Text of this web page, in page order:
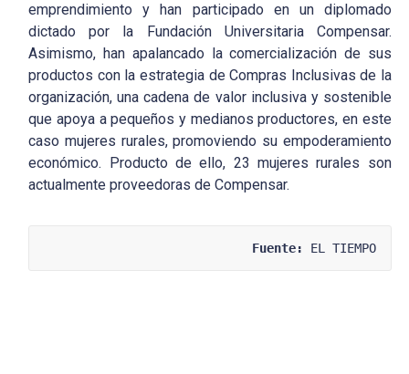
emprendimiento y han participado en un diplomado
dictado por la Fundación Universitaria Compensar.
Asimismo, han apalancado la comercialización de sus
productos con la estrategia de Compras Inclusivas de la
organización, una cadena de valor inclusiva y sostenible
que apoya a pequeños y medianos productores, en este
caso mujeres rurales, promoviendo su empoderamiento
económico. Producto de ello, 23 mujeres rurales son
actualmente proveedoras de Compensar.
Fuente: EL TIEMPO